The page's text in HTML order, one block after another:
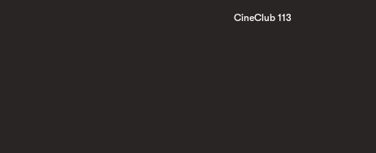
CineClub 113